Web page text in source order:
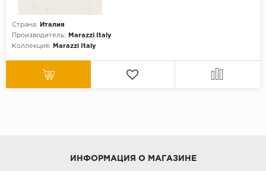
Страна:
Италия
Производитель:
Marazzi Italy
Коллекция:
Marazzi Italy
ИНФОРМАЦИЯ О МАГАЗИНЕ